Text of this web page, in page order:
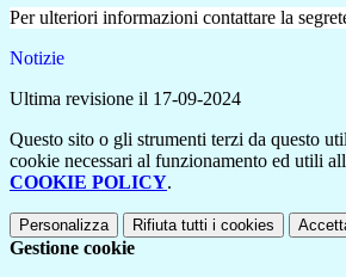
Per ulteriori informazioni contattare la
Notizie
Ultima revisione il 17-09-2024
Questo sito o gli strumenti terzi da questo
cookie necessari al funzionamento ed utili
COOKIE POLICY.
Personalizza Rifiuta tutti i cookies
Gestione cookie